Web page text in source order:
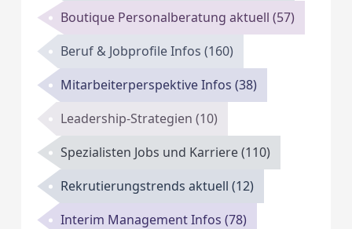
Boutique Personalberatung aktuell(57)
Beruf & Jobprofile Infos(160)
Mitarbeiterperspektive Infos(38)
Leadership-Strategien(10)
Spezialisten Jobs und Karriere(110)
Rekrutierungstrends aktuell(12)
Interim Management Infos(78)